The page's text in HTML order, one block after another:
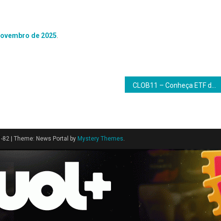
de 2025
82 Theme: News Portal by Mystery Themes.